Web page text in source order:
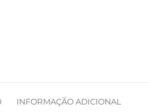
INFORMAÇÃO ADICIONAL